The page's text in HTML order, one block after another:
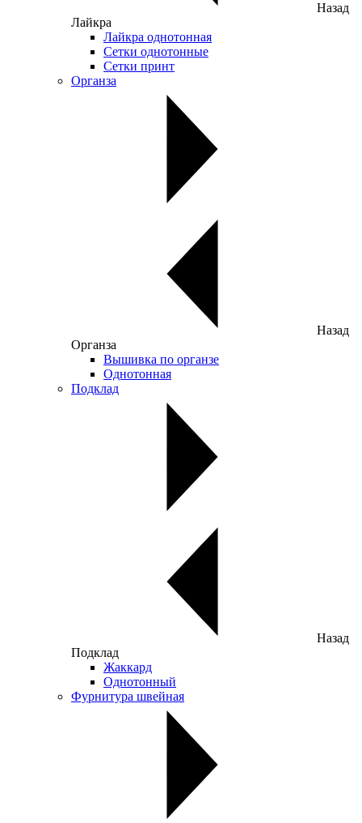
Назад
Лайкра
Лайкра однотонная
Сетки однотонные
Сетки принт
Органза
Назад
Органза
Вышивка по органзе
Однотонная
Подклад
Назад
Подклад
Жаккард
Однотонный
Фурнитура швейная